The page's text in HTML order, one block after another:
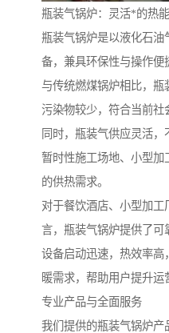
瓶装气锅炉：灵活*的热
瓶装气锅炉是以液化石
备，兼具环保性与操作便
与传统燃煤锅炉相比，
污染物较少，符合当前社
同时，瓶装气供应灵活
暂时性施工场地、小型
的供热需求。
对于餐饮酒店、小型加
言，瓶装气锅炉提供了可
设备启动迅速，热效率
暖需求，帮助用户提升运
专业产品与全面服务
我们提供的瓶装气锅炉